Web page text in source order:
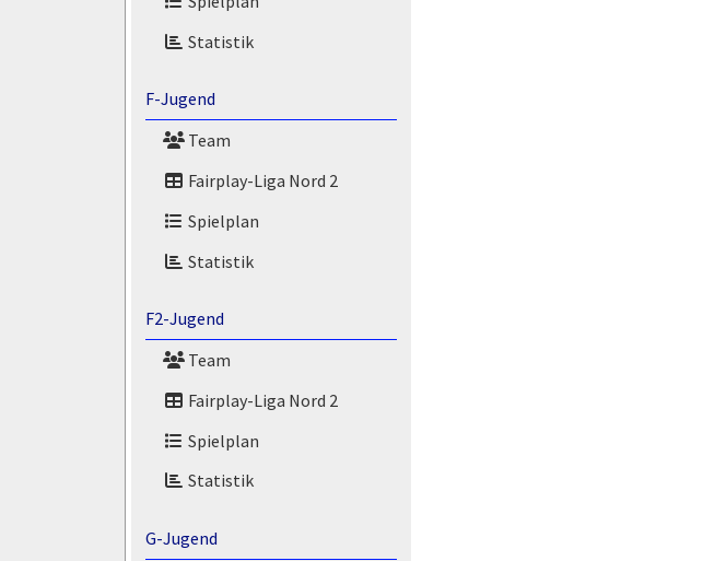
Statistik
F-Jugend
Team
Fairplay-Liga Nord 2
Spielplan
Statistik
F2-Jugend
Team
Fairplay-Liga Nord 2
Spielplan
Statistik
G-Jugend